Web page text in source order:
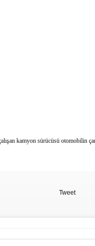
kamyon sürücüsü otomobilin
Tweet